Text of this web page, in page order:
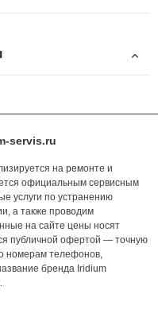
servis.ru
на ремонте и
официальным сервисным
услуги по устранению
а также проводим
на сайте цены носят
публичной офертой — точную
номерам телефонов,
бренда Iridium